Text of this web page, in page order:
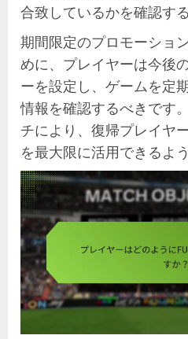
合致しているかを確認す
期間限定のプロモーショ
めに、プレイヤーは今後
ーを設定し、ゲームを定
情報を確認するべきです
チにより、復帰プレイヤ
を最大限に活用できるよ